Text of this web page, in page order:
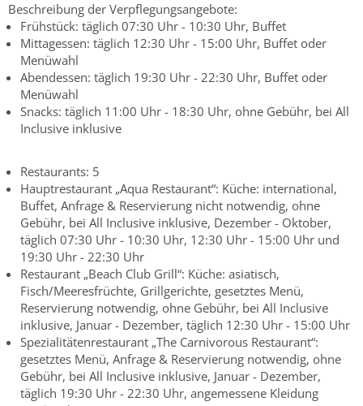
Beschreibung der Verpflegungsangebote:
Frühstück: täglich 07:30 Uhr - 10:30 Uhr, Buffet
Mittagessen: täglich 12:30 Uhr - 15:00 Uhr, Buffet oder
Menüwahl
Abendessen: täglich 19:30 Uhr - 22:30 Uhr, Buffet oder
Menüwahl
Snacks: täglich 11:00 Uhr - 18:30 Uhr, ohne Gebühr, bei All
Inclusive inklusive
Restaurants: 5
Hauptrestaurant „Aqua Restaurant“: Küche: international,
Buffet, Anfrage & Reservierung nicht notwendig, ohne
Gebühr, bei All Inclusive inklusive, Dezember - Oktober,
täglich 07:30 Uhr - 10:30 Uhr, 12:30 Uhr - 15:00 Uhr und
19:30 Uhr - 22:30 Uhr
Restaurant „Beach Club Grill“: Küche: asiatisch,
Fisch/Meeresfrüchte, Grillgerichte, gesetztes Menü,
Reservierung notwendig, ohne Gebühr, bei All Inclusive
inklusive, Januar - Dezember, täglich 12:30 Uhr - 15:00 Uhr
Spezialitätenrestaurant „The Carnivorous Restaurant“:
gesetztes Menü, Anfrage & Reservierung notwendig, ohne
Gebühr, bei All Inclusive inklusive, Januar - Dezember,
täglich 19:30 Uhr - 22:30 Uhr, angemessene Kleidung